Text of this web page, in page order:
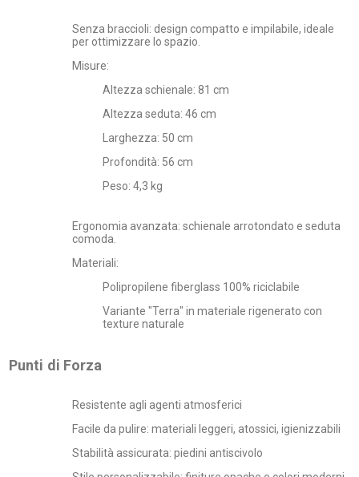
Senza braccioli: design compatto e impilabile, ideale
per ottimizzare lo spazio.
Misure:
Altezza schienale: 81 cm
Altezza seduta: 46 cm
Larghezza: 50 cm
Profondità: 56 cm
Peso: 4,3 kg
Ergonomia avanzata: schienale arrotondato e seduta
comoda.
Materiali:
Polipropilene fiberglass 100% riciclabile
Variante "Terra" in materiale rigenerato con
texture naturale
Punti di Forza
Resistente agli agenti atmosferici
Facile da pulire: materiali leggeri, atossici, igienizzabili
Stabilità assicurata: piedini antiscivolo